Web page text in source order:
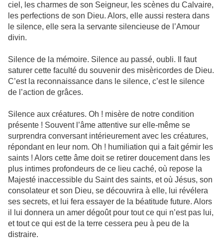
ciel, les charmes de son Seigneur, les scènes du Calvaire,
les perfections de son Dieu. Alors, elle aussi restera dans
le silence, elle sera la servante silencieuse de l’Amour
divin.
Silence de la mémoire. Silence au passé, oubli. Il faut
saturer cette faculté du souvenir des misèricordes de Dieu.
C’est la reconnaissance dans le silence, c’est le silence
de l’action de grâces.
Silence aux créatures. Oh ! misère de notre condition
présente ! Souvent l’âme attentive sur elle-même se
surprendra conversant intérieurement avec les créatures,
répondant en leur nom. Oh ! humiliation qui a fait gémir les
saints ! Alors cette âme doit se retirer doucement dans les
plus intimes profondeurs de ce lieu caché, où repose la
Majesté inaccessible du Saint des saints, et où Jésus, son
consolateur et son Dieu, se découvrira à elle, lui révélera
ses secrets, et lui fera essayer de la béatitude future. Alors
il lui donnera un amer dégoût pour tout ce qui n’est pas lui,
et tout ce qui est de la terre cessera peu à peu de la
distraire.